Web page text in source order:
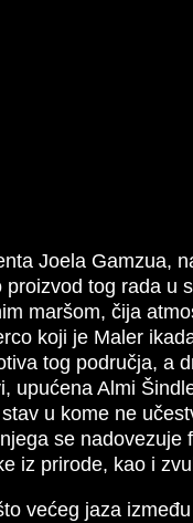
Joela Gamzua,
tog rada u
maršom, čija
koji je Maler
tog područja, a
upućena Almi
u kome ne
se nadovezuje
iz prirode, kao i
većeg jaza